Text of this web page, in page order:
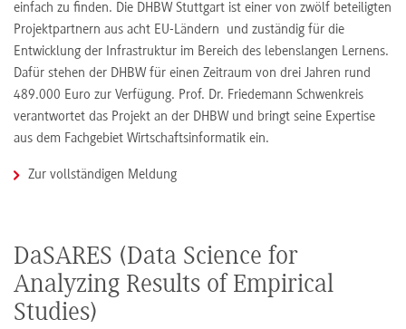
einfach zu finden. Die DHBW Stuttgart ist einer von zwölf beteiligten
Projektpartnern aus acht EU-Ländern und zuständig für die
Entwicklung der Infrastruktur im Bereich des lebenslangen Lernens.
Dafür stehen der DHBW für einen Zeitraum von drei Jahren rund
489.000 Euro zur Verfügung. Prof. Dr. Friedemann Schwenkreis
verantwortet das Projekt an der DHBW und bringt seine Expertise
aus dem Fachgebiet Wirtschaftsinformatik ein.
Zur vollständigen Meldung
DaSARES (Data Science for
Analyzing Results of Empirical
Studies)